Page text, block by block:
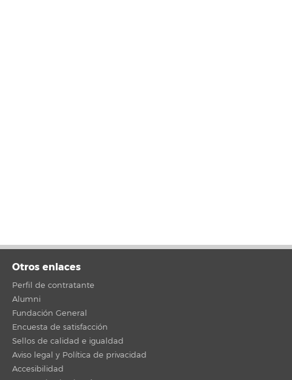
Otros enlaces
Perfil de contratante
Alumni
Fundación General
Encuesta de satisfacción
Sellos de calidad e igualdad
Aviso legal y Política de privacidad
Accesibilidad